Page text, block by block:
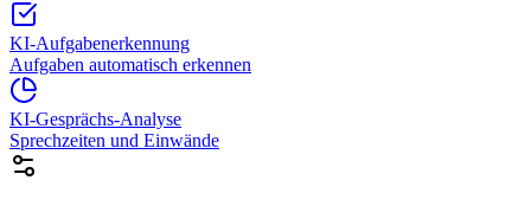
KI-Aufgabenerkennung
Aufgaben automatisch erkennen
KI-Gesprächs-Analyse
Sprechzeiten und Einwände